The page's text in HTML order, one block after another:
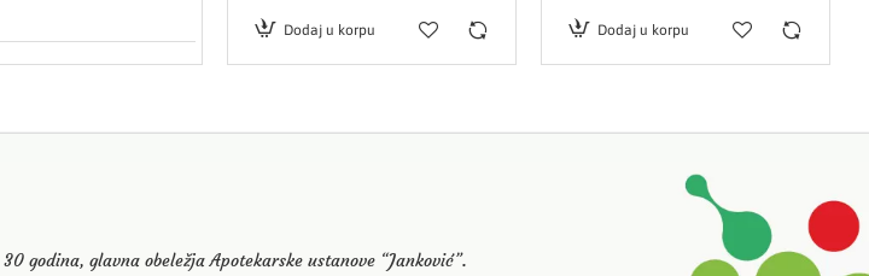
Dodaj u korpu Dodaj u korpu
godina, glavna obeležja Apotekarske ustanove “Janković”.